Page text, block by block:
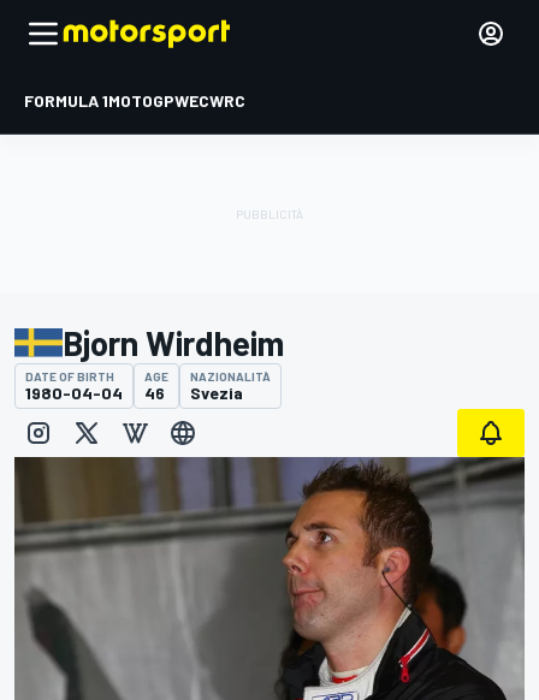
FORMULA 1MOTOGPWECWRC
Bjorn Wirdheim
DATE OF BIRTH
1980-04-04
AGE
46
NAZIONALITÀ
Svezia